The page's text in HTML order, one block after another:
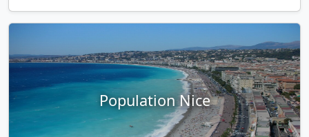
Population Nice